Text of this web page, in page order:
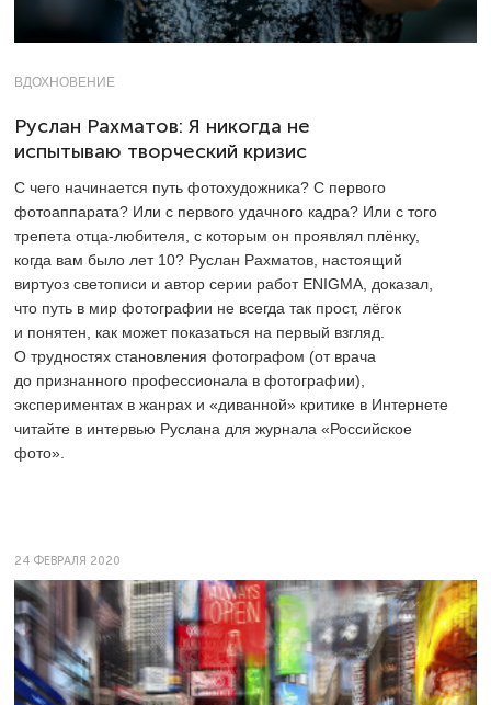
ВДОХНОВЕНИЕ
Руслан Рахматов: Я никогда не
испытываю творческий кризис
С чего начинается путь фотохудожника? С первого
фотоаппарата? Или с первого удачного кадра? Или с того
трепета отца-любителя, с которым он проявлял плёнку,
когда вам было лет 10? Руслан Рахматов, настоящий
виртуоз светописи и автор серии работ ENIGMA, доказал,
что путь в мир фотографии не всегда так прост, лёгок
и понятен, как может показаться на первый взгляд.
О трудностях становления фотографом (от врача
до признанного профессионала в фотографии),
экспериментах в жанрах и «диванной» критике в Интернете
читайте в интервью Руслана для журнала «Российское
фото».
24 ФЕВРАЛЯ 2020